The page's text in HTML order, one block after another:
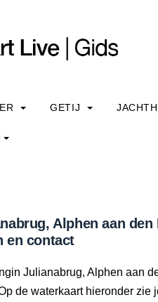
GETIJ
Alphen aan
en contact
Julianabrug, Alphen aan
de waterkaart hieronder zie